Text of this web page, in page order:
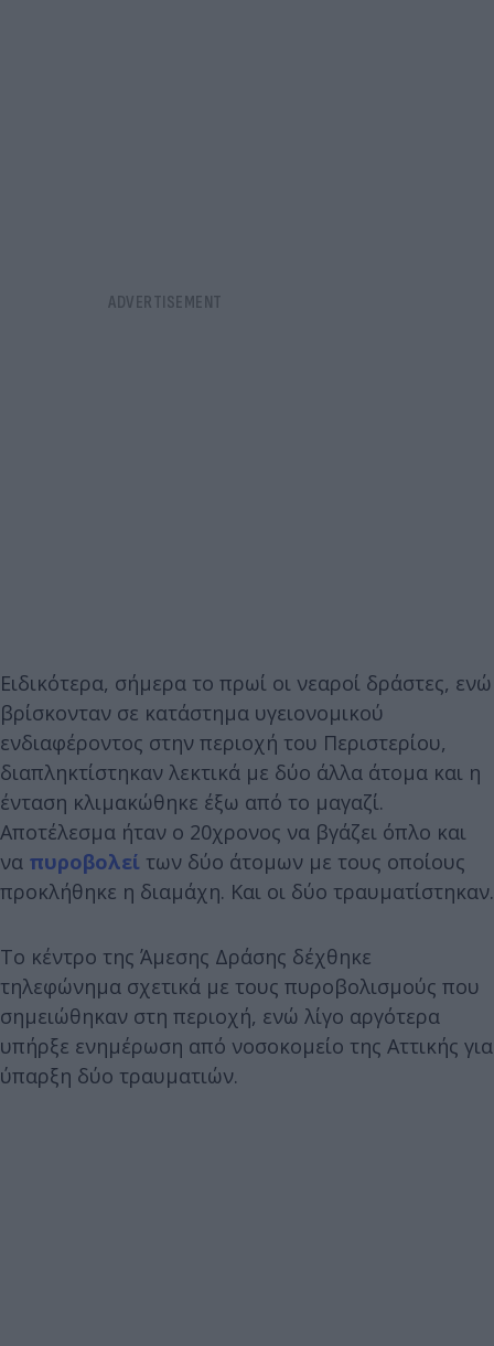
Ειδικότερα, σήμερα το πρωί οι νεαροί δράστες, ενώ
βρίσκονταν σε κατάστημα υγειονομικού
ενδιαφέροντος στην περιοχή του Περιστερίου,
διαπληκτίστηκαν λεκτικά με δύο άλλα άτομα και η
ένταση κλιμακώθηκε έξω από το μαγαζί.
Αποτέλεσμα ήταν ο 20χρονος να βγάζει όπλο και
να πυροβολεί των δύο άτομων με τους οποίους
προκλήθηκε η διαμάχη. Και οι δύο τραυματίστηκαν.
Το κέντρο της Άμεσης Δράσης δέχθηκε
τηλεφώνημα σχετικά με τους πυροβολισμούς που
σημειώθηκαν στη περιοχή, ενώ λίγο αργότερα
υπήρξε ενημέρωση από νοσοκομείο της Αττικής για
ύπαρξη δύο τραυματιών.